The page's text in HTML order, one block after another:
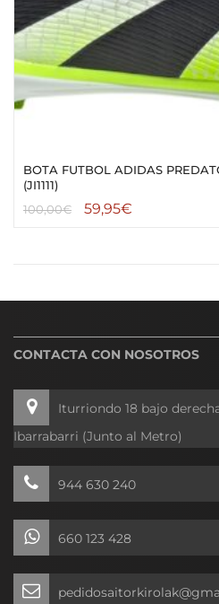
BOTA FUTBOL ADIDAS
(JI1111)
100,00€ 59,95€
CONTACTA CON NOSOTROS
Iturriondo 18 bajo
Ibarrabarri (Junto al Metro)
944 630 240
660 123 428